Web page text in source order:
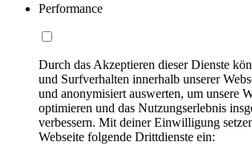
Performance
Durch das Akzeptieren dieser Dienste
und Surfverhalten innerhalb unserer
und anonymisiert auswerten, um unsere
optimieren und das Nutzungserlebnis
verbessern. Mit deiner Einwilligung
Webseite folgende Drittdienste ein: